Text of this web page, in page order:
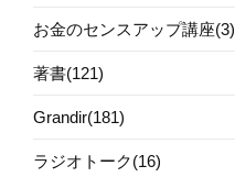
お金のセンスアップ講座(3)
著書(121)
Grandir(181)
ラジオトーク(16)